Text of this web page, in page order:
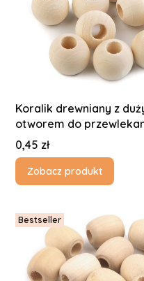
Koralik drewniany z
Cena
0,45 zł
Zobacz produkt
Bestseller